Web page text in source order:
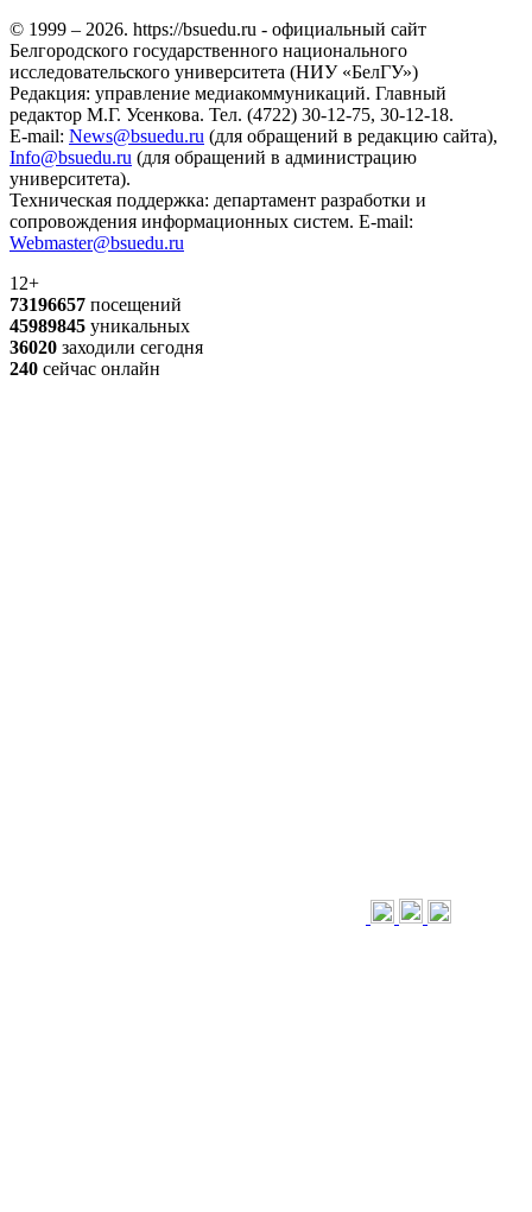
© 1999 – 2026. https://bsuedu.ru - официальный сайт
Белгородского государственного национального
исследовательского университета (НИУ «БелГУ»)
Редакция: управление медиакоммуникаций. Главный
редактор М.Г. Усенкова. Тел. (4722) 30-12-75, 30-12-18.
E-mail: News@bsuedu.ru (для обращений в редакцию сайта),
Info@bsuedu.ru (для обращений в администрацию
университета).
Техническая поддержка: департамент разработки и
сопровождения информационных систем. E-mail:
Webmaster@bsuedu.ru
12+
73196657 посещений
45989845 уникальных
36020 заходили сегодня
240 сейчас онлайн